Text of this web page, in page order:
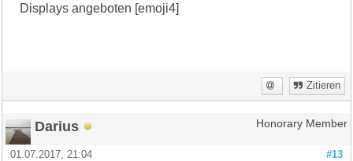
Displays angeboten [emoji4]
Zitieren
Darius Honorary Member
#13
01.07.2017, 21:04